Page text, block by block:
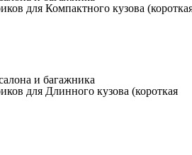
для Компактного кузова
и багажника
для Длинного кузова (короткая